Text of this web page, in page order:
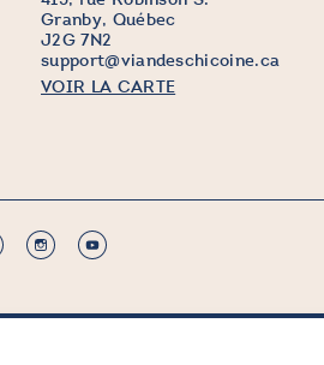
Granby, Québec
J2G 7N2
support@viandeschicoine.ca
VOIR LA CARTE